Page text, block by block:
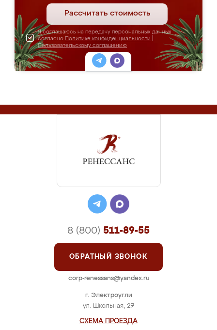
Рассчитать стоимость
Я соглашаюсь на передачу персональных данных
согласно Политике конфиденциальности
Пользовательскому соглашению
г. Электроугли
ул. Школьная, 27
СХЕМА ПРОЕЗДА
8 (800) 511-89-55
ОБРАТНЫЙ ЗВОНОК
corp-renessans@yandex.ru